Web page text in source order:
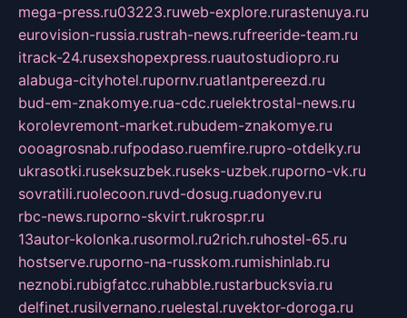
mega-press.ru03223.ruweb-explore.rurastenuya.ru
eurovision-russia.rustrah-news.rufreeride-team.ru
itrack-24.rusexshopexpress.ruautostudiopro.ru
alabuga-cityhotel.rupornv.ruatlantpereezd.ru
bud-em-znakomye.rua-cdc.ruelektrostal-news.ru
korolevremont-market.rubudem-znakomye.ru
oooagrosnab.rufpodaso.ruemfire.rupro-otdelky.ru
ukrasotki.ruseksuzbek.ruseks-uzbek.ruporno-vk.ru
sovratili.ruolecoon.ruvd-dosug.ruadonyev.ru
rbc-news.ruporno-skvirt.rukrospr.ru
13autor-kolonka.rusormol.ru2rich.ruhostel-65.ru
hostserve.ruporno-na-russkom.rumishinlab.ru
neznobi.rubigfatcc.ruhabble.rustarbucksvia.ru
delfinet.rusilvernano.ruelestal.ruvektor-doroga.ru